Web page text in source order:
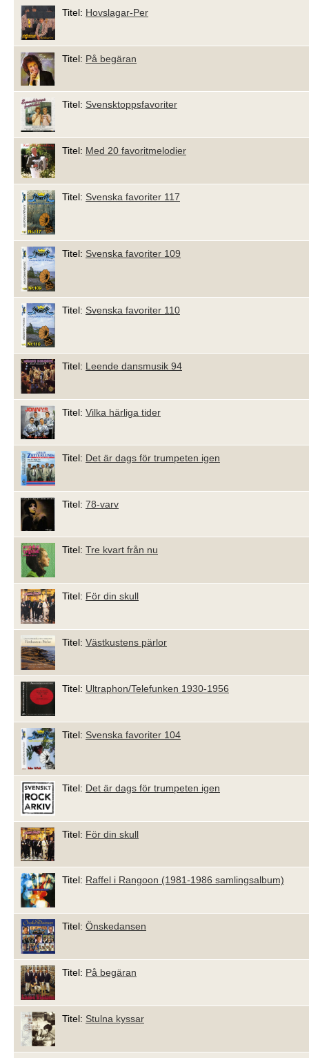
Titel: Hovslagar-Per
Titel: På begäran
Titel: Svensktoppsfavoriter
Titel: Med 20 favoritmelodier
Titel: Svenska favoriter 117
Titel: Svenska favoriter 109
Titel: Svenska favoriter 110
Titel: Leende dansmusik 94
Titel: Vilka härliga tider
Titel: Det är dags för trumpeten igen
Titel: 78-varv
Titel: Tre kvart från nu
Titel: För din skull
Titel: Västkustens pärlor
Titel: Ultraphon/Telefunken 1930-1956
Titel: Svenska favoriter 104
Titel: Det är dags för trumpeten igen
Titel: För din skull
Titel: Raffel i Rangoon (1981-1986 samlingsalbum)
Titel: Önskedansen
Titel: På begäran
Titel: Stulna kyssar